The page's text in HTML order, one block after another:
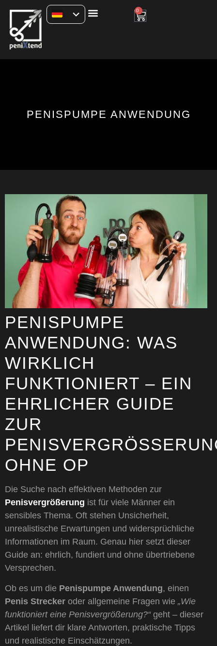
0
PENISPUMPE ANWENDUNG
PENISPUMPE
ANWENDUNG: WAS
WIRKLICH
FUNKTIONIERT – EIN
EHRLICHER GUIDE
ZUR
PENISVERGRÖSSERUNG
HNE OP
Die Suche nach effektiven Methoden zur
Penisvergrößerung ist für viele Männer ein
sensibles Thema. Oft stehen Unsicherheit,
unrealistische Erwartungen und widersprüchliche
Informationen im Raum. Genau hier setzt dieser
Guide an: ehrlich, fundiert und ohne übertriebene
Versprechen.
Ob es um die Penispumpe Anwendung, einen
Penis Strecker oder allgemeine Fragen wie „Wie
funktioniert eine Penisvergrößerung?“geht – dieser
Artikel liefert dir klare Antworten, praktische Tipps
und realistische Einschätzungen.